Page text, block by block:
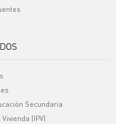
Secundaria
(IPV)